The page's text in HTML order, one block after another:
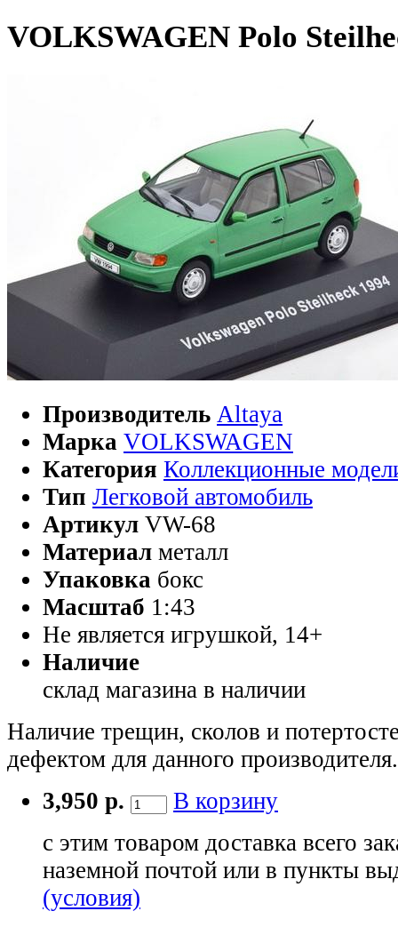
VOLKSWAGEN Polo
Производитель Altaya
Марка VOLKSWAGEN
Категория Коллекционные
Тип Легковой автомобиль
Артикул VW-68
Материал металл
Упаковка бокс
Масштаб 1:43
Не является игрушкой, 14+
Наличие
склад магазина в наличии
Наличие трещин, сколов и
дефектом для данного производителя.
3,950 р.
В корзину
с этим товаром доставка всего
наземной почтой или в пункты
(условия)